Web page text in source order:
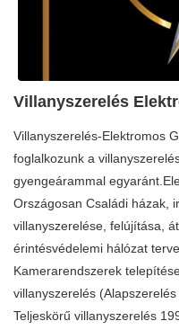
Villanyszerelés
Villanyszerelés-Elektromos
foglalkozunk a
gyengeárammal
Országosan Családi házak,
villanyszerelése, felújítása,
érintésvédelemi hálózat
Kamerarendszerek
villanyszerelés
Teljeskörű villanyszerelés